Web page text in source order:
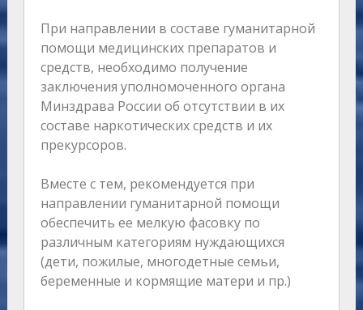
При направлении в составе гуманитарной
помощи медицинских препаратов и
средств, необходимо получение
заключения уполномоченного органа
Минздрава России об отсутствии в их
составе наркотических средств и их
прекурсоров.
Вместе с тем, рекомендуется при
направлении гуманитарной помощи
обеспечить ее мелкую фасовку по
различным категориям нуждающихся
(дети, пожилые, многодетные семьи,
беременные и кормящие матери и пр.)